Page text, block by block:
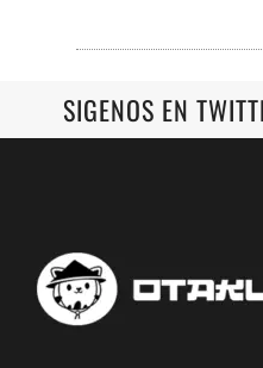
SIGENOS EN